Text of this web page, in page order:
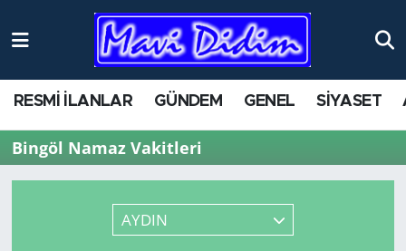
RESMİ İLANLAR GÜNDEM GENEL SİYASET
Bingöl Namaz Vakitleri
AYDIN